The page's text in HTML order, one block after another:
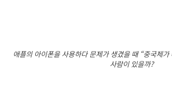
애플의 아이폰을 사용하다 문제가 생겼을 때 “중국제
사람이 있을까?